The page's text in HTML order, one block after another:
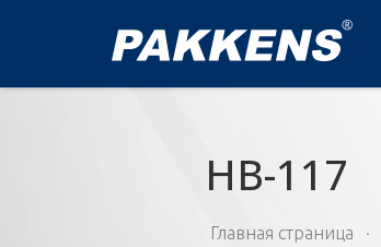
HB-117
Главная страница